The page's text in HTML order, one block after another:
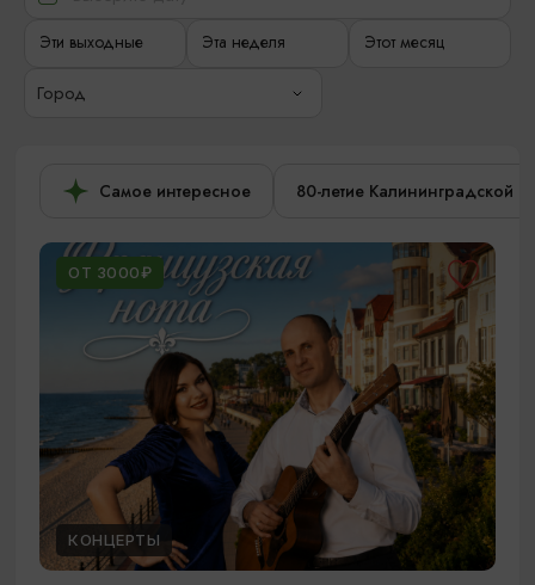
Эти выходные Эта неделя Этот месяц
Город
Самое интересное 80-летие Калининградской
ОТ 3000₽
КОНЦЕРТЫ